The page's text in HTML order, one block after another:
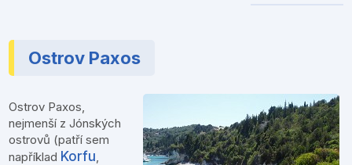
Ostrov Paxos
Ostrov Paxos,
nejmenší z Jónských
ostrovů (patří sem
například Korfu,